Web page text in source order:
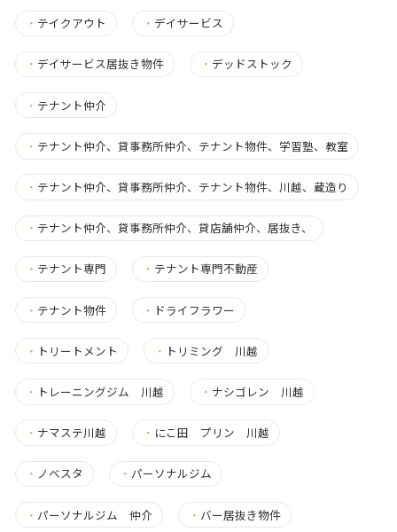
・ テイクアウト ・ デイサービス
・ デイサービス居抜き物件 ・ デッドストック
・ テナント仲介
・ テナント仲介、貸事務所仲介、テナント物件、学習塾、教室
・ テナント仲介、貸事務所仲介、テナント物件、川越、蔵造り
・ テナント仲介、貸事務所仲介、貸店舗仲介、居抜き、
・ テナント専門 ・ テナント専門不動産
・ テナント物件 ・ ドライフラワー
・ トリートメント ・ トリミング 川越
・ トレーニングジム 川越 ・ ナシゴレン 川越
・ ナマステ川越 ・ にこ田 プリン 川越
・ ノベスタ ・ パーソナルジム
・ パーソナルジム 仲介 ・ バー居抜き物件